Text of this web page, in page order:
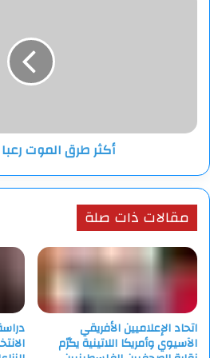
أكثر طرق الموت
مقالات ذات صلة
اتحاد الإعلاميين الأفريقي
الآسيوي وأمريكا اللاتينية يكرّم